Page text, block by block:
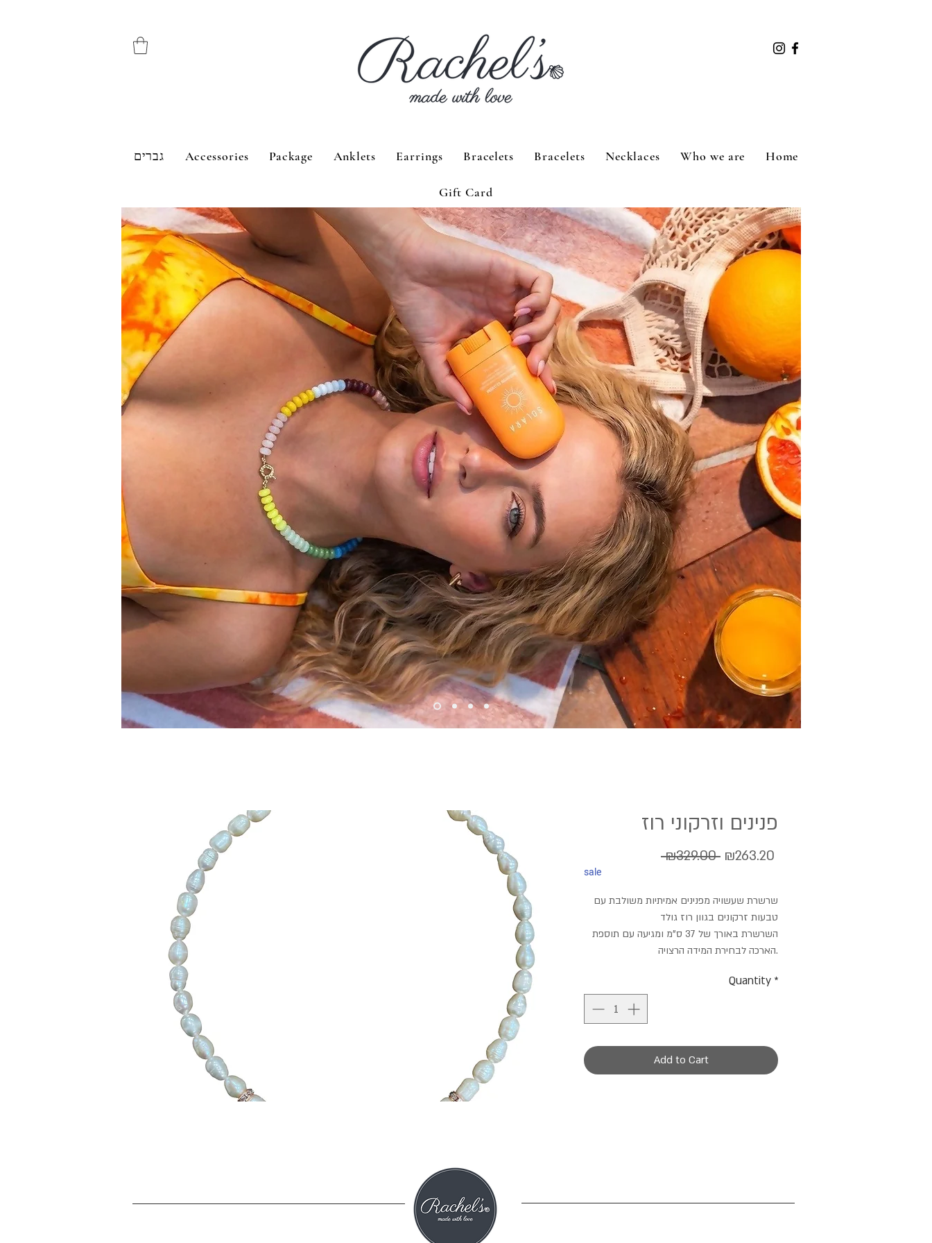
גברים Accessories Package Anklets Earrings Bracelets Bracelets Necklaces Who we are Home
Gift Card
פנינים וזרקוני רוז
₪329.00 Regular
₪263.20
sale
שרשרת שעשויה מפנינים אמיתיות משולבת עם
טבעות זרקונים בגוון רוז גולד
השרשרת באורך של 37 ס”מ ומגיעה עם תוספת
הארכה לבחירת המידה הרצויה.
Quantity *
Add to Cart